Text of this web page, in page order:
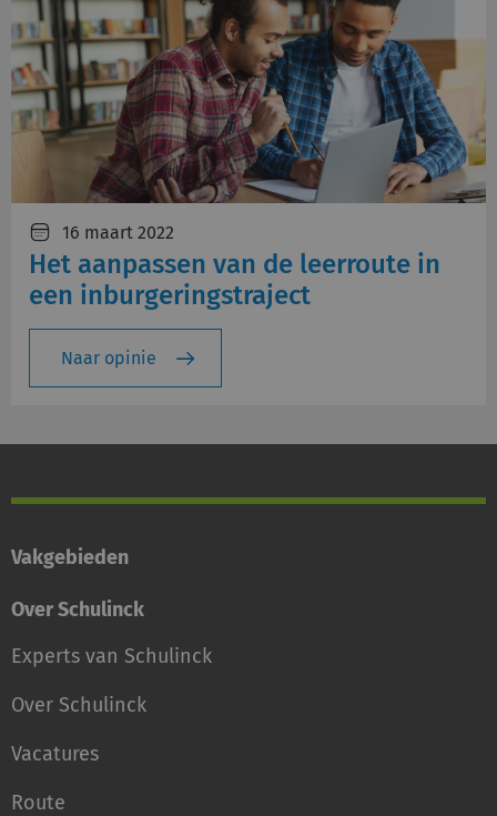
16 maart 2022
Het aanpassen van de leerroute in
een inburgeringstraject
Naar opinie
Vakgebieden
Over Schulinck
Experts van Schulinck
Over Schulinck
Vacatures
Route